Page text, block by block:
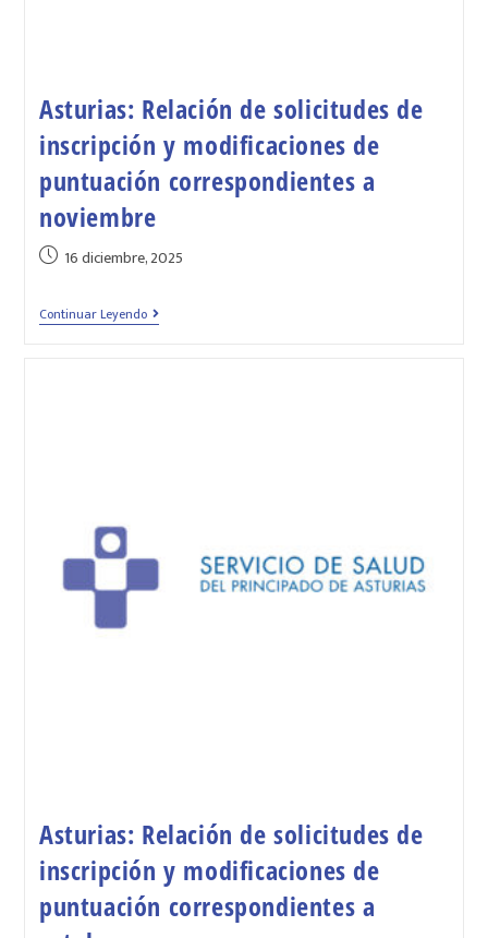
Asturias: Relación de solicitudes de
inscripción y modificaciones de
puntuación correspondientes a
noviembre
16 diciembre, 2025
Continuar Leyendo
Asturias: Relación de solicitudes de
inscripción y modificaciones de
puntuación correspondientes a